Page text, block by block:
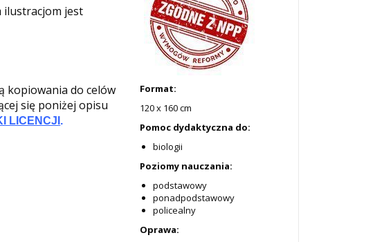
ilustracjom jest
kopiowania do celów
się poniżej opisu
LICENCJI .
Format:
120 x 160 cm
Pomoc dydaktyczna do:
biologii
Poziomy nauczania:
podstawowy
ponadpodstawowy
policealny
Oprawa: